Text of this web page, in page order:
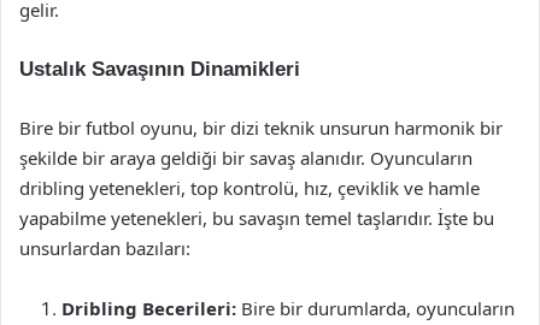
gelir.
Ustalık Savaşının Dinamikleri
Bire bir futbol oyunu, bir dizi teknik unsurun harmonik bir
şekilde bir araya geldiği bir savaş alanıdır. Oyuncuların
dribling yetenekleri, top kontrolü, hız, çeviklik ve hamle
yapabilme yetenekleri, bu savaşın temel taşlarıdır. İşte bu
unsurlardan bazıları:
Dribling Becerileri: Bire bir durumlarda, oyuncuların